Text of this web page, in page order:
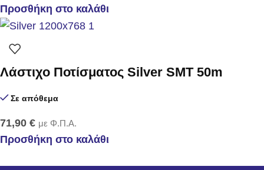
Προσθήκη στο καλάθι
Λάστιχο Ποτίσματος Silver SMT 50m
Σε απόθεμα
71,90 € με Φ.Π.Α.
Προσθήκη στο καλάθι